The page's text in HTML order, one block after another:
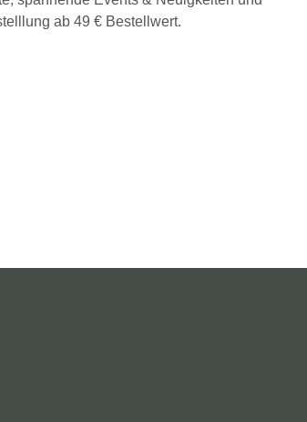
ab 49 € Bestellwert.